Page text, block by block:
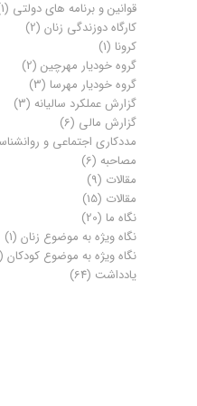
قوانین و برنامه های دولتی (1)
کارگاه دوزندگی زنان (2)
کرونا (1)
گروه خودیار مهرچین (2)
گروه خودیار مهرسا (3)
گزارش عملکرد سالیانه (3)
گزارش مالی (6)
مددکاری اجتماعی و
مصاحبه (6)
مقالات (9)
مقالات (15)
نگاه ما (20)
نگاه ویژه به موضوع زنان (1)
نگاه ویژه به موضوع کودکان (1)
یادداشت (64)